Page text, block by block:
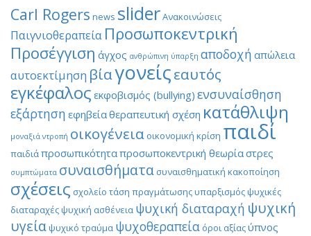
Carl Rogers news sliderΑνακοινώσεις
Παιγνιοθεραπεία Προσωποκεντρική
Προσέγγιση άγχος ανθρώπινη ύπαρξη αποδοχή απώλεια
αυτοεκτίμηση βίαγονείςεαυτός
εγκέφαλος εκφοβισμός (bullying) ενσυναίσθηση
εξάρτηση εφηβείαθεραπευτική σχέση κατάθλιψη
μοναξιά ντροπή οικογένεια οικονομική κρίση παιδί
παιδιάπροσωπικότηταπροσωποκεντρική θεωρίαστρες
συμπτώματα συναισθήματασυναισθηματική κακοποίηση
σχέσεις σχολείο τάση πραγμάτωσηςυπαρξισμόςψυχικές
διαταραχέςψυχική ασθένεια ψυχική διαταραχή ψυχική
υγείαψυχικό τραύμα ψυχοθεραπεία όροι αξίαςύπνος